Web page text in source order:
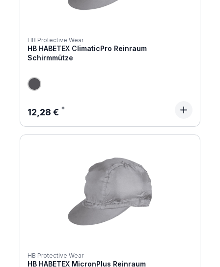
HB Protective Wear
HB HABETEX ClimaticPro Reinraum
Schirmmütze
Regulärer Preis:
12,28 €
HB Protective Wear
HB HABETEX MicronPlus Reinraum